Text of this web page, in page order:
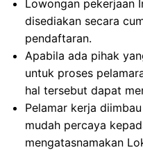
Lowongan pekerjaan
disediakan secara
pendaftaran.
Apabila ada pihak
untuk proses
hal tersebut dapat
Pelamar kerja
mudah percaya
mengatasnamakan